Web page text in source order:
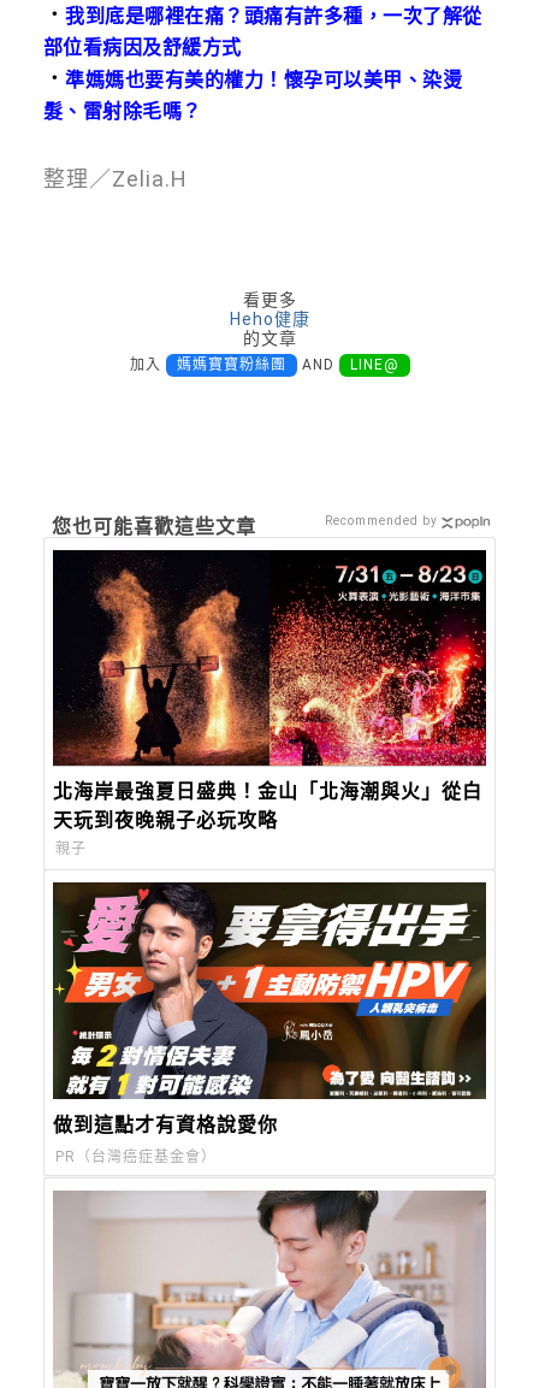
．我到底是哪裡在痛？頭痛有許多種，一次了解從
部位看病因及舒緩方式
．準媽媽也要有美的權力！懷孕可以美甲、染燙
髮、雷射除毛嗎？
整理／Zelia.H
看更多
Heho健康
的文章
加入 媽媽寶寶粉絲團 AND LINE@
您也可能喜歡這些文章
北海岸最強夏日盛典！金山「北海潮與火」從白
天玩到夜晚親子必玩攻略
親子
做到這點才有資格說愛你
PR（台灣癌症基金會）
Recommended by